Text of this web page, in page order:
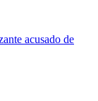
acusado de